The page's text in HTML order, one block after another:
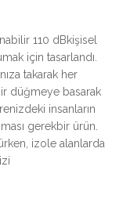
110 dBkişisel
için tasarlandı.
takarak her
düğmeye basarak
insanların
gerekbir ürün.
izole alanlarda